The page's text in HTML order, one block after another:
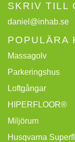
SKRIV TILL
daniel@inhab.se
POPULÄRA
Massagolv
Parkeringshus
Loftgångar
HIPERFLOOR®
Miljörum
Husqvarna